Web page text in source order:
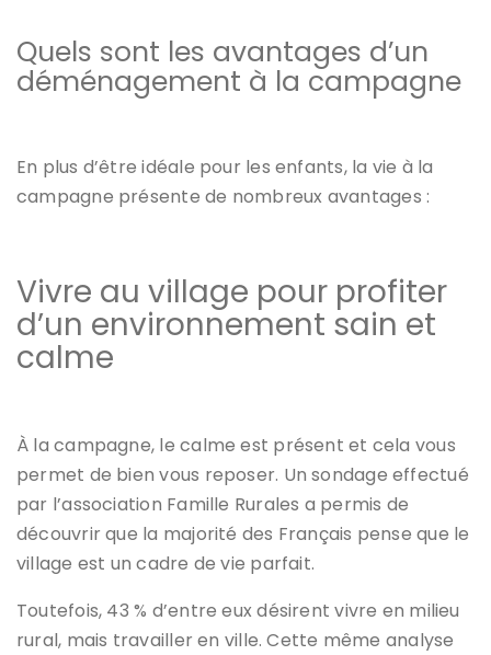
Quels sont les avantages d’un
déménagement à la campagne
En plus d’être idéale pour les enfants, la vie à la
campagne présente de nombreux avantages :
Vivre au village pour profiter
d’un environnement sain et
calme
À la campagne, le calme est présent et cela vous
permet de bien vous reposer. Un sondage effectué
par l’association Famille Rurales a permis de
découvrir que la majorité des Français pense que le
village est un cadre de vie parfait.
Toutefois, 43 % d’entre eux désirent vivre en milieu
rural, mais travailler en ville. Cette même analyse